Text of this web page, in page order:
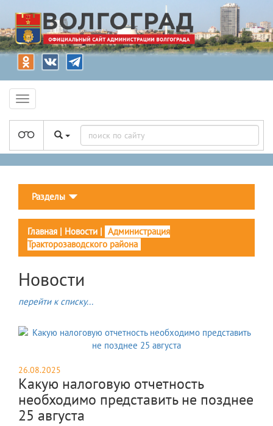
Разделы
Главная | Новости | Администрация
Тракторозаводского района
Новости
перейти к списку...
26.08.2025
Какую налоговую отчетность
необходимо представить не позднее
25 августа